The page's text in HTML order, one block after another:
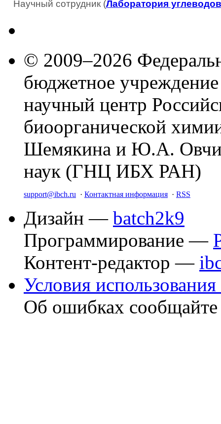
Научный сотрудник (Лаборатория углеводов
© 2009–2026
бюджетное
научный центр
биоорганической
Шемякина и Ю.А.
наук (ГНЦ ИБХ РАН)
support@ibch.ru · Контактная информация · RSS
Дизайн — batch2k9
Программирование —
Контент-редактор —
Условия использования
Об ошибках